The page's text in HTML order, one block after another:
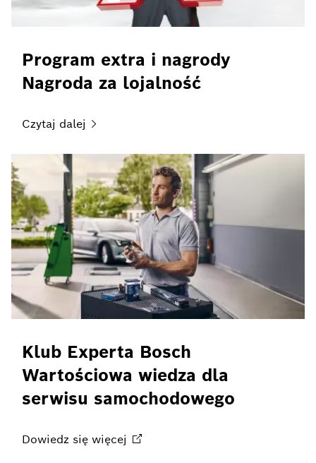
Program extra i nagrody
Nagroda za lojalność
Czytaj dalej
Klub Experta Bosch
Wartościowa wiedza dla
serwisu samochodowego
Dowiedz się więcej